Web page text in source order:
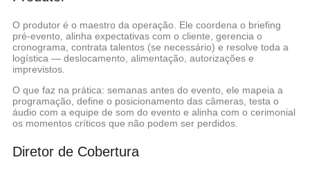
O produtor é o maestro da operação. Ele coordena o briefing
pré-evento, alinha expectativas com o cliente, gerencia o
cronograma, contrata talentos (se necessário) e resolve toda a
logística — deslocamento, alimentação, autorizações e
imprevistos.
O que faz na prática: semanas antes do evento, ele mapeia a
programação, define o posicionamento das câmeras, testa o
áudio com a equipe de som do evento e alinha com o cerimonial
os momentos críticos que não podem ser perdidos.
Diretor de Cobertura